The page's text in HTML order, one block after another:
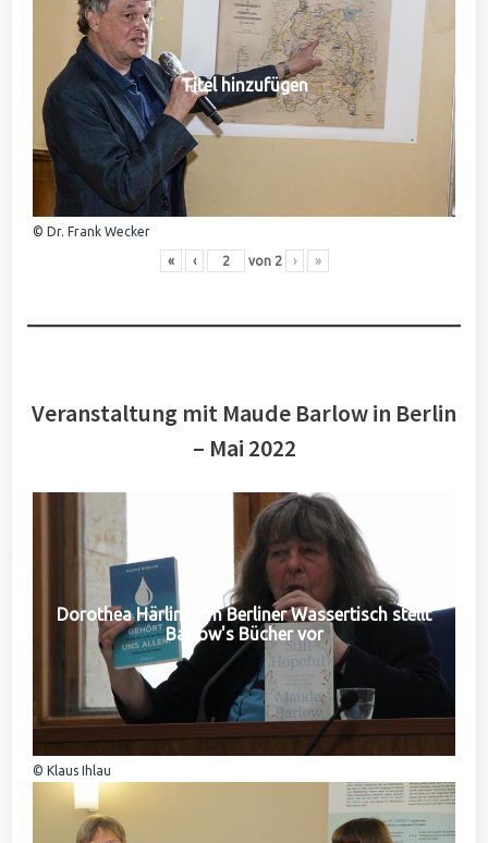
Titel hinzufügen
© Dr. Frank Wecker
« ‹ von 2 › »
Veranstaltung mit Maude Barlow in Berlin
– Mai 2022
Dorothea Härlin vom Berliner Wassertisch stellt
Barlow's Bücher vor
© Klaus Ihlau